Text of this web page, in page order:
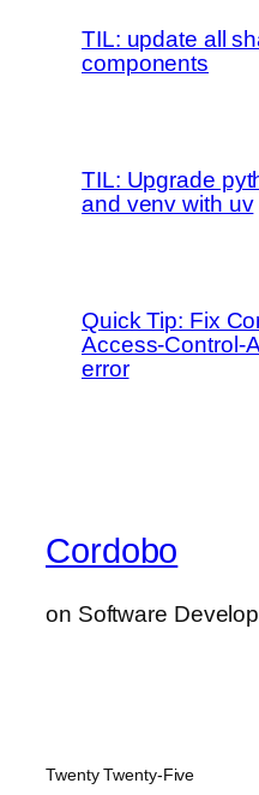
TIL: update all
components
TIL: Upgrade
and venv with uv
Quick Tip: Fix
Access-Control-
error
Cordobo
on Software
Twenty Twenty-Five